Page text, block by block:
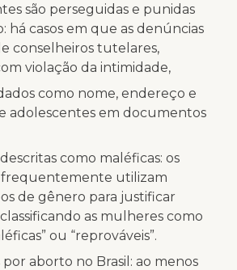
são perseguidas e punidas
há casos em que as denúncias
conselheiros tutelares,
violação da intimidade,
como nome, endereço e
adolescentes em documentos
como maléficas: os
frequentemente utilizam
de gênero para justificar
as mulheres como
ou “reprováveis”.
por aborto no Brasil : ao menos